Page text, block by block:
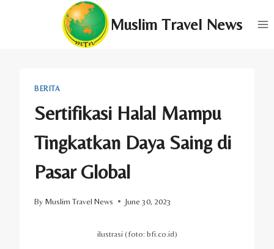
Muslim Travel News
BERITA
Sertifikasi Halal Mampu
Tingkatkan Daya Saing di
Pasar Global
By Muslim Travel News June 30, 2023
ilustrasi (foto: bfi.co.id)